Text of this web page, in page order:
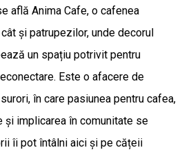
află Anima Cafe, o cafenea
și patrupezilor, unde decorul
un spațiu potrivit pentru
Este o afacere de
în care pasiunea pentru cafea,
și implicarea în comunitate se
îi pot întâlni aici și pe cățeii